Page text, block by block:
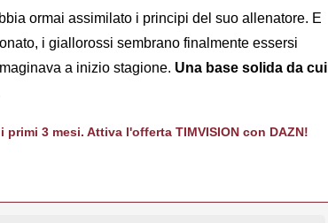
ormai assimilato i principi del suo allenatore. E
i giallorossi sembrano finalmente essersi
a inizio stagione. Una base solida da cui
primi 3 mesi. Attiva l'offerta TIMVISION con DAZN!